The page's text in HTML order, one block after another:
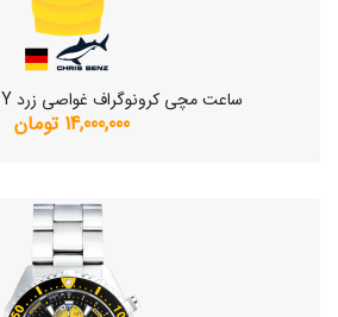
ساعت مچی کرونوگراف غواصی زرد CB-C200-Y-KBY
14,000,000 تومان